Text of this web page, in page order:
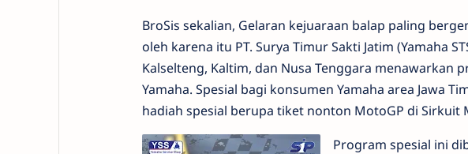
BroSis sekalian, Gelaran kejuaraan balap paling
oleh karena itu PT. Surya Timur Sakti Jatim (Yamaha
Kalselteng, Kaltim, dan Nusa Tenggara
Yamaha. Spesial bagi konsumen Yamaha area Jawa
hadiah spesial berupa tiket nonton MotoGP di Sirkuit
Program spesial ini